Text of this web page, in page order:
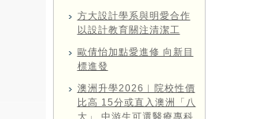
方大設計學系與明愛合作
以設計教育關注清潔工
歐倩怡加點愛進修 向新目
標進發
澳洲升學2026︱院校性價
比高 15分或直入澳洲「八
大」 中游生可選醫療專科